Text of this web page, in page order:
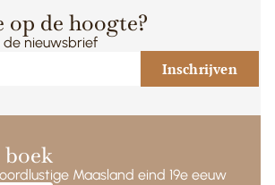
op de hoogte?
de nieuwsbrief
Inschrijven
Maasland eind 19e eeuw